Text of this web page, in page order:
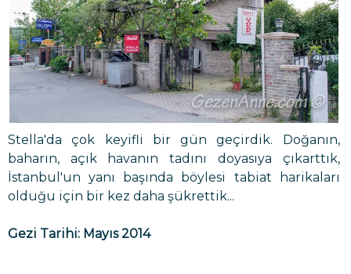
Stella'da çok keyifli bir gün geçirdik. Doğanın,
baharın, açık havanın tadını doyasıya çıkarttık,
İstanbul'un yanı başında böylesi tabiat harikaları
olduğu için bir kez daha şükrettik...
Gezi Tarihi: Mayıs 2014